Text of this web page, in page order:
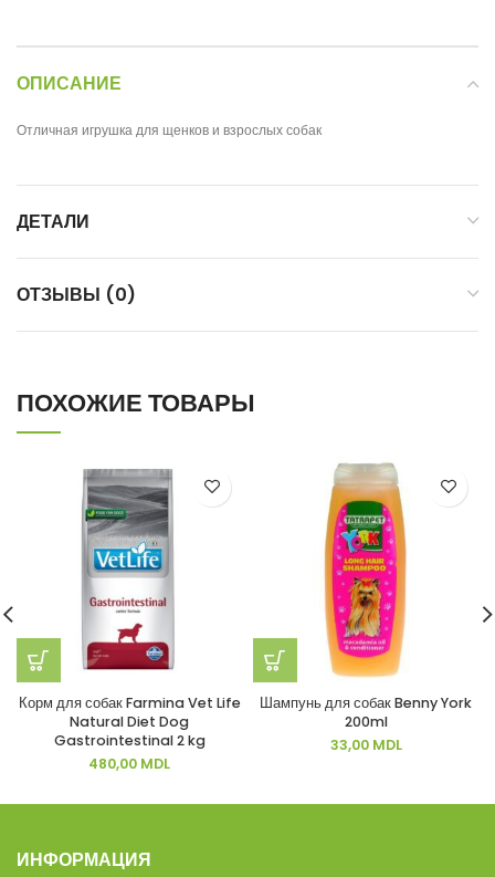
ОПИСАНИЕ
Отличная игрушка для щенков и взрослых собак
ДЕТАЛИ
ОТЗЫВЫ (0)
ПОХОЖИЕ ТОВАРЫ
Корм для собак Farmina Vet Life
Natural Diet Dog
Gastrointestinal 2 kg
480,00 MDL
Шампунь для собак Benny York
200ml
33,00 MDL
ИНФОРМАЦИЯ